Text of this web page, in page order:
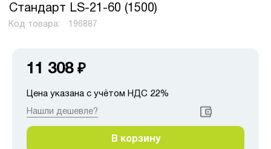
Стандарт LS-21-60 (1500)
Код товара: 196887
11 308 ₽
Цена указана с учётом НДС 22%
Нашли дешевле?
В корзину